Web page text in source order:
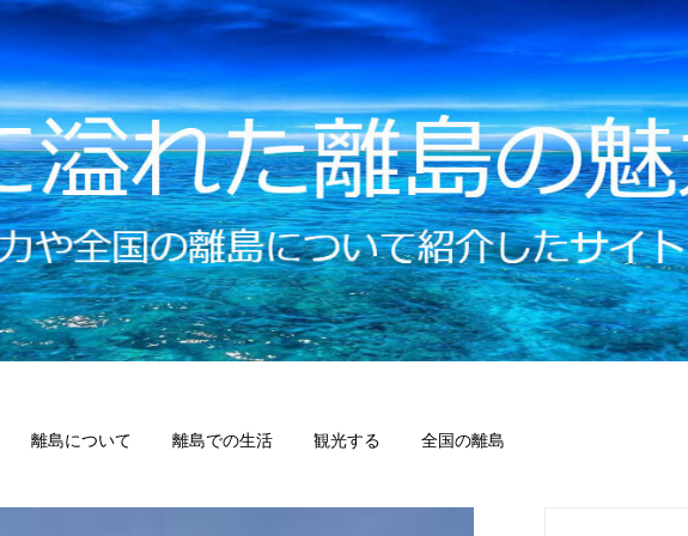
離島について 離島での生活 観光する 全国の離島